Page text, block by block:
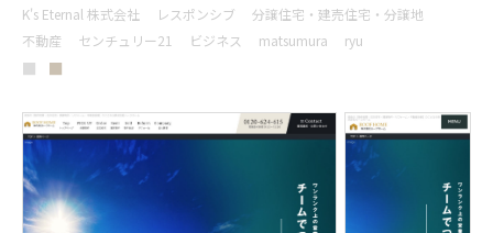
K's Eternal 株式会社 レスポンシブ
分譲住宅・建売住宅・分譲地
不動産
センチュリー21 ビジネス matsumura ryu
■ ■